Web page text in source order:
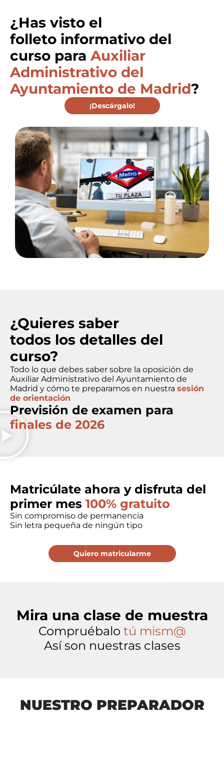
¿Has visto el
folleto informativo del
curso para Auxiliar
Administrativo del
Ayuntamiento de Madrid?
¡Descárgalo!
¿Quieres saber
todos los detalles del
curso?
Todo lo que debes saber sobre la oposición de
Auxiliar Administrativo del Ayuntamiento de
Madrid y cómo te preparamos en nuestra sesión
de orientación
Previsión de examen para
finales de 2026
Matricúlate ahora y disfruta del
primer mes 100% gratuito
Sin compromiso de permanencia
Sin letra pequeña de ningún tipo
Quiero matricularme
Mira una clase de muestra
Compruébalo tú mism@
Así son nuestras clases
NUESTRO PREPARADOR